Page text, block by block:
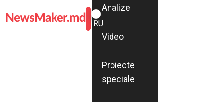
ROMÂNĂ
RU
Analize
Video
Proiecte
speciale